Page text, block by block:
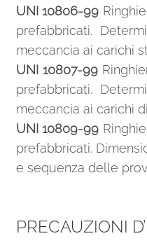
UNI 10806-99
prefabbricati.
meccancia ai carichi
UNI 10807-99
prefabbricati.
meccancia ai carichi
UNI 10809-99
prefabbricati.
e sequenza delle
PRECAUZIONI